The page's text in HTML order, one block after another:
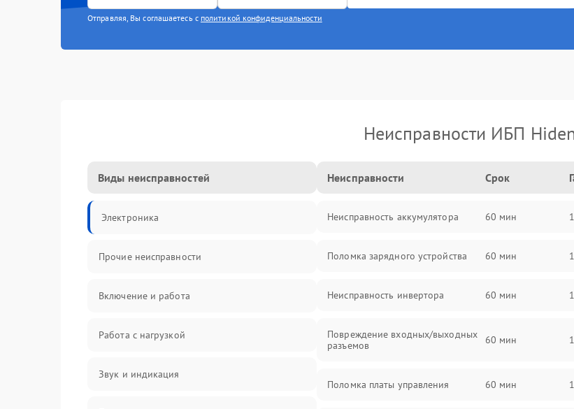
Отправляя, Вы соглашаетесь с политикой конфиденциальности
Неисправности ИБП
Виды неисправностей
Электроника
Прочие неисправности
Включение и работа
Работа с нагрузкой
Звук и индикация
Неисправности Срок
Неисправность аккумулятора 60 мин
Поломка зарядного устройства 60 мин
Неисправность инвертора 60 мин
Повреждение входных/выходных
разъемов
60 мин
Поломка платы управления 60 мин